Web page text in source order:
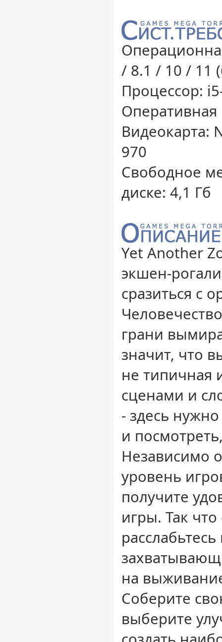
/ 8.1 / 10 / 11
Процессор:
Оперативная
Видеокарта:
970
Свободное
диске: 4,1 Гб
Yet Another
экшен-
сразиться с
грани
значит, что
не типичная
сценами и
- здесь
и
Независимо
уровень
получите
игры. Так
на
Соберите
выберите